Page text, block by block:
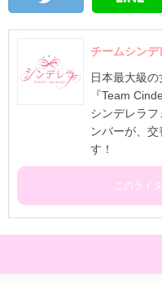
チームシンデ
日本最大級
『Team
シンデレラ
ンバーが、交
す！
このライ